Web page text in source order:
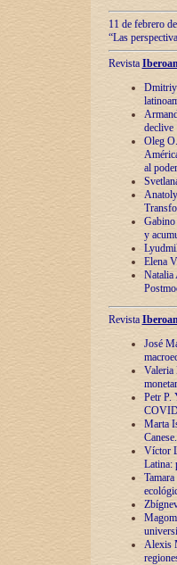
11 de febrero
“Las
Revista
Dmitriy
declive
Oleg
al poder
y
Elena
Natalia
Revista
José
Valeria
Petr P.
Marta
Víctor
Latina:
Alexis